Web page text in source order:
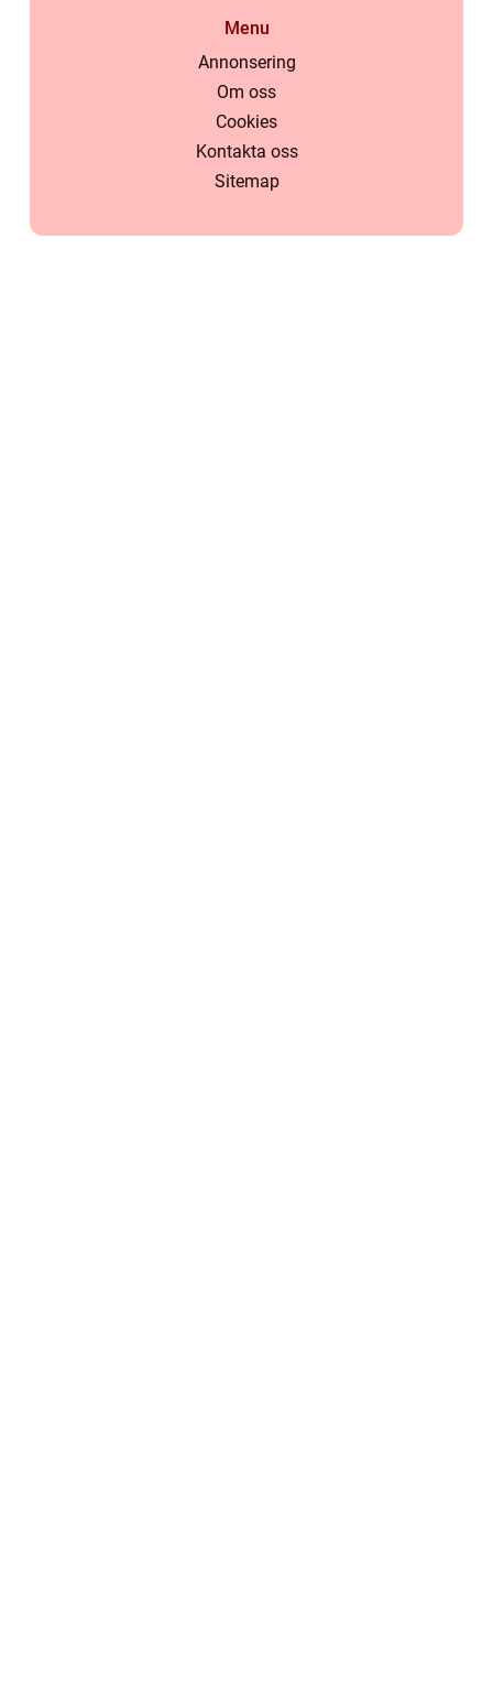
Menu
Annonsering
Om oss
Cookies
Kontakta oss
Sitemap